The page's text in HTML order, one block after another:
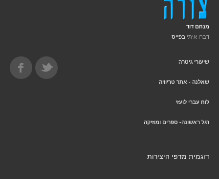
מנחם דוד
דברו איתי בפייס
שיעורי גיטרה
שאלנה - אתר טריוויה
לוח עברי לועזי
רגל ראשונה- ספרים ומוזיקה
דוגמית מדפי היצירות